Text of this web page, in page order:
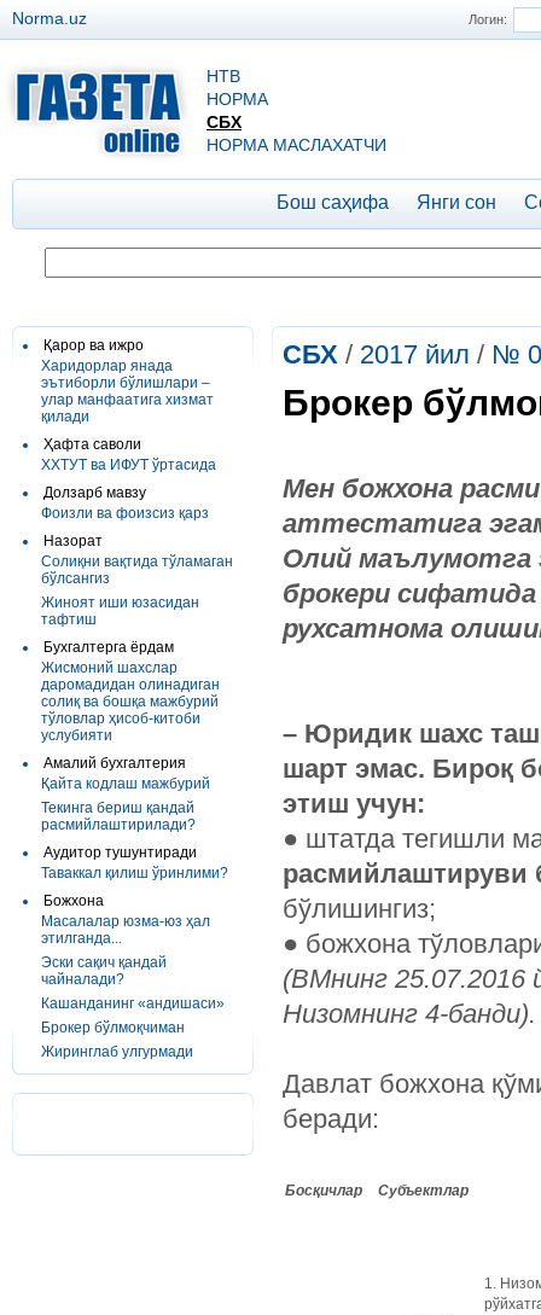
Логин:
Norma.uz
НТВ
НОРМА
СБХ
НОРМА МАСЛАХАТЧИ
Бош саҳифа Янги сон
Қарор ва ижро
Харидорлар янада
эътиборли бўлишлари –
улар манфаатига хизмат
қилади
Ҳафта саволи
ХХТУТ ва ИФУТ ўртасида
Долзарб мавзу
Фоизли ва фоизсиз қарз
Назорат
Солиқни вақтида тўламаган
бўлсангиз
Жиноят иши юзасидан
тафтиш
Бухгалтерга ёрдам
Жисмоний шахслар
даромадидан олинадиган
солиқ ва бошқа мажбурий
тўловлар ҳисоб-китоби
услубияти
Амалий бухгалтерия
Қайта кодлаш мажбурий
Текинга бериш қандай
расмийлаштирилади?
Аудитор тушунтиради
Таваккал қилиш ўринлими?
Божхона
Масалалар юзма-юз ҳал
этилганда...
Эски сақич қандай
чайналади?
Кашанданинг «андишаси»
Брокер бўлмоқчиман
Жиринглаб улгурмади
СБХ / 2017 йил / №
Брокер
Мен божхона
аттестатига
Олий маълумотга
брокери
рухсатнома
– Юридик шахс
шарт эмас. Бироқ
этиш учун:
● штатда тегишли
расмийлаштируви
бўлишингиз;
● божхона
(ВМнинг 25.07.2016
Низомнинг 4-банди).
Давлат божхона
беради:
Босқичлар Субъектлар
1.